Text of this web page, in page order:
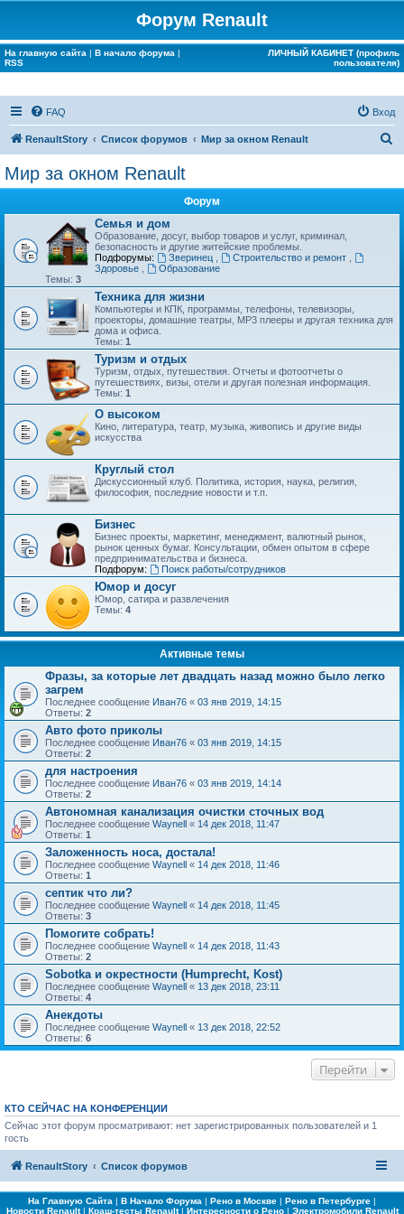
Форум Renault
На главную сайта | В начало форума |
RSS
ЛИЧНЫЙ КАБИНЕТ (профиль
пользователя)
FAQ Вход
RenaultStory Список форумов Мир за окном Renault
Мир за окном Renault
Форум
Семья и дом
Образование, досуг, выбор товаров и услуг, криминал,
безопасность и другие житейские проблемы.
Подфорумы:
Зверинец Строительство и ремонт
Здоровье
Образование
Темы: 3
Техника для жизни
Компьютеры и КПК, программы, телефоны, телевизоры,
проекторы, домашние театры, MP3 плееры и другая техника для
дома и офиса.
Темы: 1
Туризм и отдых
Туризм, отдых, путешествия. Отчеты и фотоотчеты о
путешествиях, визы, отели и другая полезная информация.
Темы: 1
О высоком
Кино, литература, театр, музыка, живопись и другие виды
искусства
Круглый стол
Дискуссионный клуб. Политика, история, наука, религия,
философия, последние новости и т.п.
Бизнес
Бизнес проекты, маркетинг, менеджмент, валютный рынок,
рынок ценных бумаг. Консультации, обмен опытом в сфере
предпринимательства и бизнеса.
Подфорум:
Поиск работы/сотрудников
Юмор и досуг
Юмор, сатира и развлечения
Темы: 4
Активные темы
Фразы, за которые лет двадцать назад можно было легко
загрем
Последнее сообщение Иван76 « 03 янв 2019, 14:15
Ответы: 2
Авто фото приколы
Последнее сообщение Иван76 « 03 янв 2019, 14:15
Ответы: 2
для настроения
Последнее сообщение Иван76 « 03 янв 2019, 14:14
Ответы: 2
Автономная канализация очистки сточных вод
Последнее сообщение Waynell « 14 дек 2018, 11:47
Ответы: 1
Заложенность носа, достала!
Последнее сообщение Waynell « 14 дек 2018, 11:46
Ответы: 1
септик что ли?
Последнее сообщение Waynell « 14 дек 2018, 11:45
Ответы: 3
Помогите собрать!
Последнее сообщение Waynell « 14 дек 2018, 11:43
Ответы: 2
Sobotka и окрестности (Humprecht, Kost)
Последнее сообщение Waynell « 13 дек 2018, 23:11
Ответы: 4
Анекдоты
Последнее сообщение Waynell « 13 дек 2018, 22:52
Ответы: 6
Перейти
КТО СЕЙЧАС НА КОНФЕРЕНЦИИ
Сейчас этот форум просматривают: нет зарегистрированных пользователей и 1
гость
RenaultStory Список форумов
На Главную Сайта | В Начало Форума | Рено в Москве | Рено в Петербурге |
Новости Renault| Краш-тесты Renault| Интересности о Рено| Электромобили Renault